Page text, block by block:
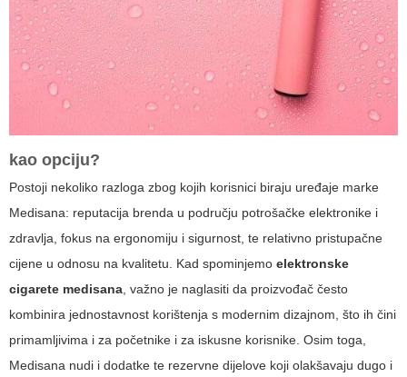
kao opciju?
Postoji nekoliko razloga zbog kojih korisnici biraju uređaje marke
Medisana: reputacija brenda u području potrošačke elektronike i
zdravlja, fokus na ergonomiju i sigurnost, te relativno pristupačne
cijene u odnosu na kvalitetu. Kad spominjemo elektronske
cigarete medisana , važno je naglasiti da proizvođač često
kombinira jednostavnost korištenja s modernim dizajnom, što ih čini
primamljivima i za početnike i za iskusne korisnike. Osim toga,
Medisana nudi i dodatke te rezervne dijelove koji olakšavaju dugo i